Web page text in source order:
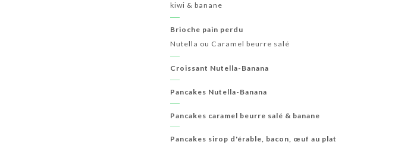
kiwi & banane
Brioche pain perdu
Nutella ou Caramel beurre salé
Croissant Nutella-Banana
Pancakes Nutella-Banana
Pancakes caramel beurre salé & banane
Pancakes sirop d'érable, bacon, œuf au plat